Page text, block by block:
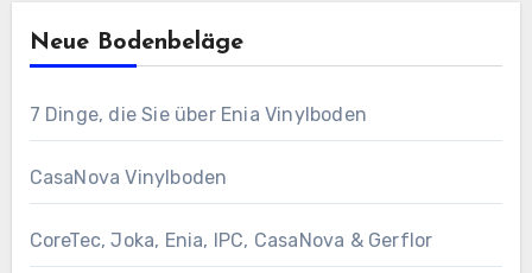
Neue Bodenbeläge
7 Dinge, die Sie über Enia Vinylboden
CasaNova Vinylboden
CoreTec, Joka, Enia, IPC, CasaNova & Gerflor